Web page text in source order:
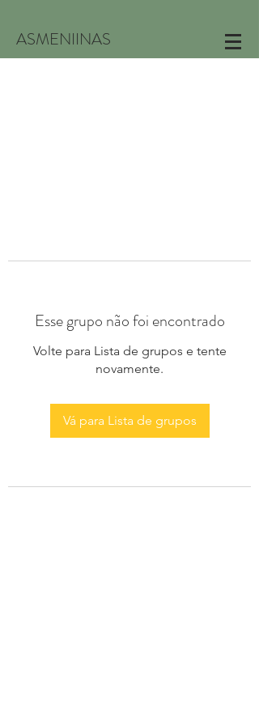
ASMENIINAS
Esse grupo não foi encontrado
Volte para Lista de grupos e tente
novamente.
Vá para Lista de grupos